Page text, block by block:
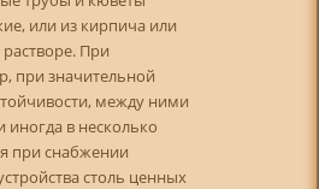
или из кирпича или
При
при значительной
между ними
в несколько
при снабжении
столь ценных